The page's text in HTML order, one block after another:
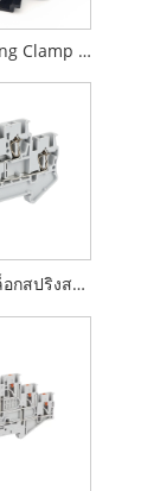
JST 16 Spring Clamp Terminal Block Din Rail TB 16 mm²
เทอร์มินัลบล็อกสปริงสองชั้นหลายระดับ4mm² IEC 60947-7-1